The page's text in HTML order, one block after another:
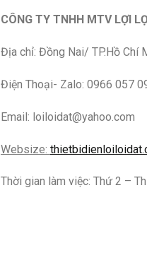
CÔNG TY TNHH MTV LỢI
Địa chỉ: Đồng Nai/ TP.Hồ Chí
Điện Thoại- Zalo: 0966 057
Email: loiloidat@yahoo.com
Websize:
Thời gian làm việc: Thứ 2 –